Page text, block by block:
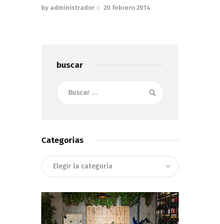
by administrador 20 febrero 2014
buscar
Buscar:
Categorias
Categorias